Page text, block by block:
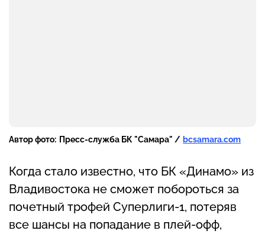
Автор фото: Пресс-служба БК "Самара" / bcsamara.com
Когда стало известно, что БК «Динамо» из
Владивостока не сможет побороться за
почетный трофей Суперлиги-1, потеряв
все шансы на попадание в плей-офф,